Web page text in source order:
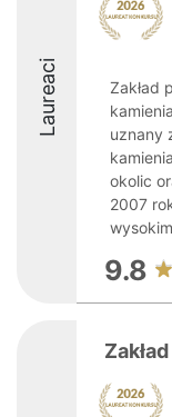
Laureaci
Zakład
uznany
okolic
2007
9.8